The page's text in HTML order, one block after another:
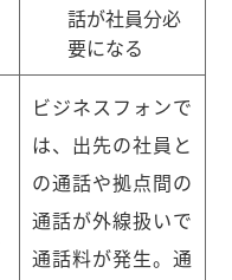
話が社員分必
要になる
ビジネスフォンで
は、出先の社員と
の通話や拠点間の
通話が外線扱いで
通話料が発生。通